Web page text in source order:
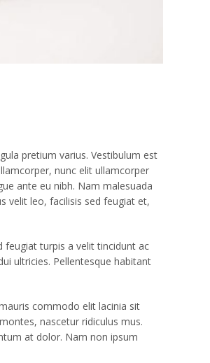
pretium varius. Vestibulum est
nunc elit ullamcorper
ante eu nibh. Nam malesuada
velit leo, facilisis sed feugiat et,
feugiat turpis a velit tincidunt ac
ultricies. Pellentesque habitant
commodo elit lacinia sit
nascetur ridiculus mus.
at dolor. Nam non ipsum